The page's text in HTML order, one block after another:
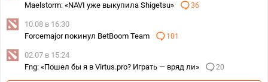
Maelstorm: «NAVI уже выкупила Shigetsu»
36
10.08 в 16:30
Forcemajor покинул BetBoom Team
101
02.07 в 15:24
Fng: «Пошел бы я в Virtus.pro? Играть — вряд ли»
20